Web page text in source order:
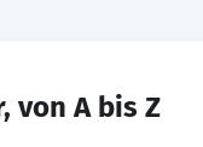
von A bis Z